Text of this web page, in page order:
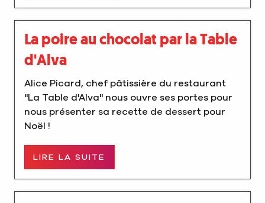
La poire au chocolat par la Table
d'Alva
Alice Picard, chef pâtissière du restaurant
"La Table d'Alva" nous ouvre ses portes pour
nous présenter sa recette de dessert pour
Noël !
LIRE LA SUITE